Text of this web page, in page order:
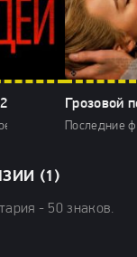
Драмы 2025 /
2025 /
Грозовой
Последние
(1)
- 50 знаков.